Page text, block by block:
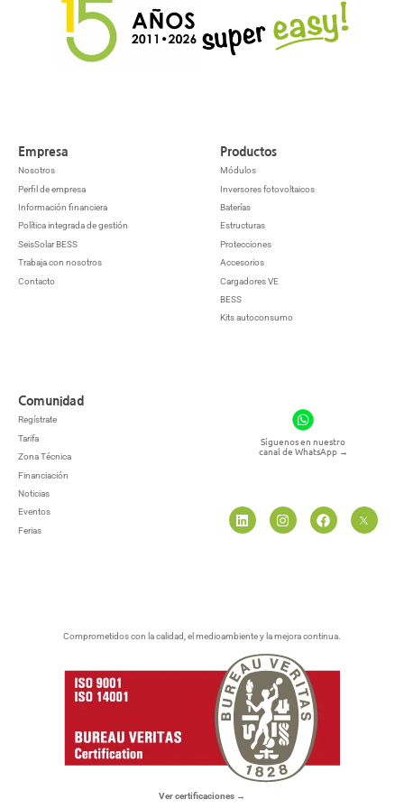
Empresa
Nosotros
Perfil de empresa
Información financiera
Política integrada de gestión
SeisSolar BESS
Trabaja con nosotros
Contacto
Productos
Módulos
Inversores fotovoltaicos
Baterías
Estructuras
Protecciones
Accesorios
Cargadores VE
BESS
Kits autoconsumo
Comunidad
Regístrate
Tarifa
Zona Técnica
Financiación
Noticias
Eventos
Ferias
Síguenos en nuestro
canal de WhatsApp →
Comprometidos con la calidad, el medioambiente y la mejora continua.
Ver certificaciones →